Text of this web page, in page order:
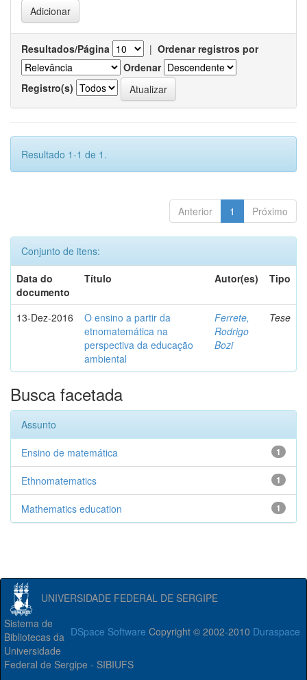
Resultados/Página | Ordenar registros por
Ordenar
Registro(s)
Resultado 1-1 de 1.
Anterior 1 Próximo
Conjunto de itens:
Data do
documento
Título Autor(es) Tipo
13-Dez-2016
O ensino a partir da
etnomatemática na
perspectiva da educação
ambiental
Ferrete,
Rodrigo
Bozi
Tese
Busca facetada
Assunto
1
Ensino de matemática
1
Ethnomatematics
1
Mathematics education
UNIVERSIDADE FEDERAL DE SERGIPE
DSpace Software Copyright © 2002-2010 Duraspace
Sistema de
Bibliotecas da
Universidade
Federal de Sergipe - SIBIUFS